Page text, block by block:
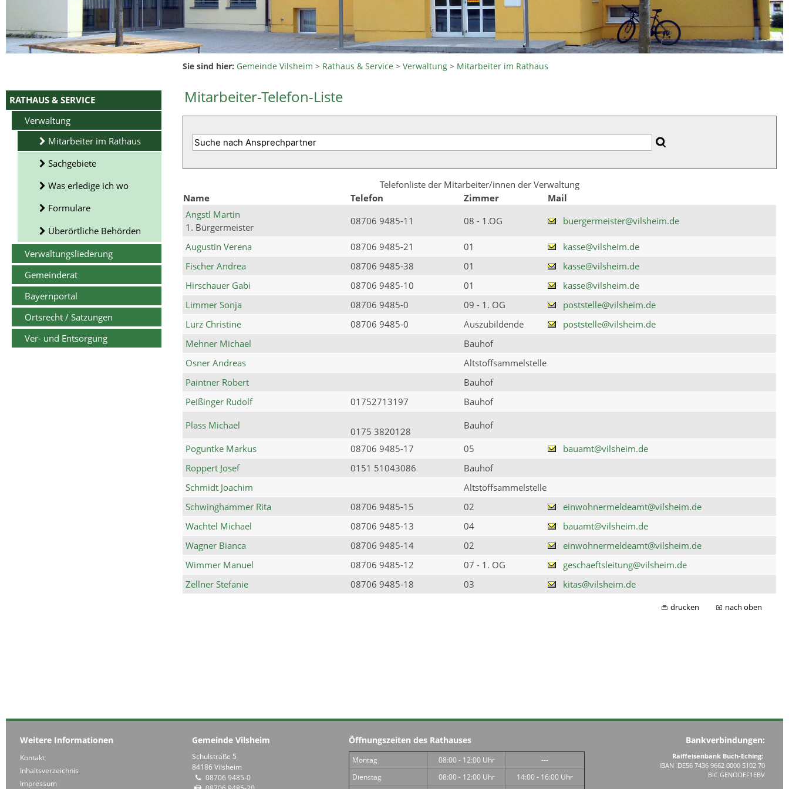
RATHAUS & SERVICE
Verwaltung
Mitarbeiter im Rathaus
Sachgebiete
Was erledige ich wo
Formulare
Überörtliche Behörden
Verwaltungsliederung
Gemeinderat
Bayernportal
Ortsrecht / Satzungen
Ver- und Entsorgung
Sie sind hier: Gemeinde Vilsheim > Rathaus & Service >Verwaltung > Mitarbeiter im Rathaus
Mitarbeiter-Telefon-Liste
Telefonliste der Mitarbeiter/innen der Verwaltung
Name
Telefon Zimmer
Mail
Angstl Martin
1. Bürgermeister
08706 9485-11 08 - 1.OG buergermeister@vilsheim.de
Augustin Verena 08706 9485-21 01
kasse@vilsheim.de
Fischer Andrea
08706 9485-38 01
kasse@vilsheim.de
Hirschauer Gabi
08706 9485-10 01
kasse@vilsheim.de
Limmer Sonja
08706 9485-0 09 - 1. OG
poststelle@vilsheim.de
Lurz Christine
08706 9485-0 Auszubildende
poststelle@vilsheim.de
Mehner Michael
Bauhof
Osner Andreas
Altstoffsammelstelle
Paintner Robert
Bauhof
Peißinger Rudolf
01752713197
Bauhof
Plass Michael
0175 3820128
Bauhof
Poguntke Markus
08706 9485-17 05
bauamt@vilsheim.de
Roppert Josef
0151 51043086
Bauhof
Schmidt Joachim
Altstoffsammelstelle
Schwinghammer Rita
08706 9485-15 02
einwohnermeldeamt@vilsheim.de
Wachtel Michael
08706 9485-13 04
bauamt@vilsheim.de
Wagner Bianca
08706 9485-14 02
einwohnermeldeamt@vilsheim.de
Wimmer Manuel
08706 9485-12 07 - 1. OG
geschaeftsleitung@vilsheim.de
Zellner Stefanie
08706 9485-18 03 kitas@vilsheim.de
drucken nach oben
Weitere Informationen
Kontakt
Inhaltsverzeichnis
Impressum
Gemeinde Vilsheim
Schulstraße 5
84186 Vilsheim
08706 9485-0
Öffnungszeiten des Rathauses
Montag 08:00 - 12:00 Uhr
---
Dienstag
08:00 - 12:00 Uhr
14:00 - 16:00 Uhr
Bankverbindungen:
Raiffeisenbank Buch-Eching:
IBAN DE56 7436 9662 0000 5102 70
BIC GENODEF1EBV